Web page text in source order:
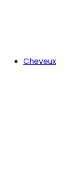
Cheveux